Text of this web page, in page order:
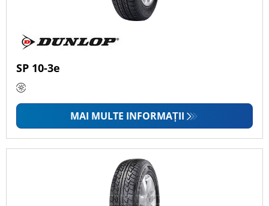
SP 10-3e
MAI MULTE INFORMAȚII